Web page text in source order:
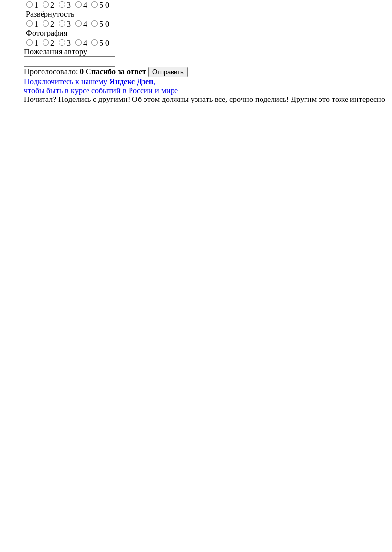
1
2 3 4 5 0
Развёрнутость
1
2 3 4 5 0
Фотография
1
2 3 4 5 0
Пожелания автору
Проголосовало: 0 Спасибо за ответ
Подключитесь к нашему Яндекс Дзен,
чтобы быть в курсе событий в России и мире
Почитал? Поделись с другими! Об этом должны узнать все, срочно поделись! Другим это тоже интересно